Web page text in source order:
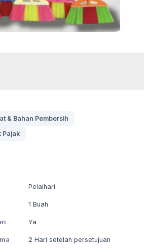
& Bahan Pembersih
Pajak
Pelaihari
1 Buah
Ya
2 Hari setelah persetujuan